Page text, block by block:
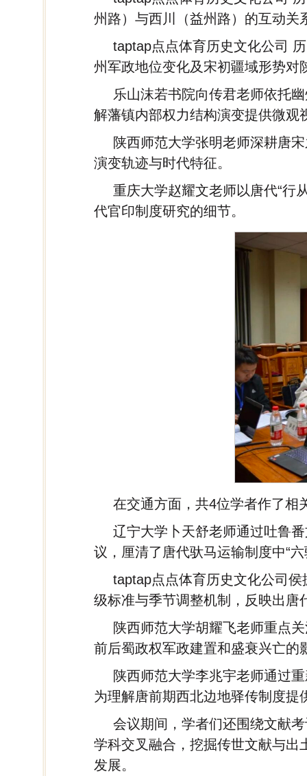
州路）与西川（益州路）的互动关
taptap点点体育历史文化公司
州军政地位变化及宋初疆域形势对
乐山沫若书院向传君老师依托
解藩镇内部权力结构演变提供微观
陕西师范大学张明老师深耕唐
演变轨迹与时代特征。
重庆大学赵耀文老师以唐代“行
代官印制度研究的细节。
在交通方面，共4位学者作了相
辽宁大学卜天舒老师通过吐鲁
议，厘清了唐代驮马运输制度中“
taptap点点体育历史文化公司
级标准与季节调整机制，反映出唐
陕西师范大学胡耀飞老师重点
前后蜀政权军政建置和盛衰兴亡的
陕西师范大学李兆宇老师通过
为理解唐前期西北边地驿传制度提
会议期间，学者们还围绕文献
学科交叉融合，挖掘传世文献与出
发展。